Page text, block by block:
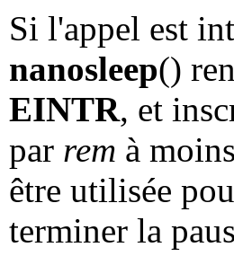
Si l'appel est
nanosleep()
EINTR, et
par rem à
être utilisée
terminer la